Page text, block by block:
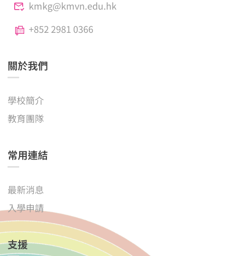
kmkg@kmvn.edu.hk
+852 2981 0366
關於我們
學校簡介
教育團隊
常用連結
最新消息
入學申請
支援